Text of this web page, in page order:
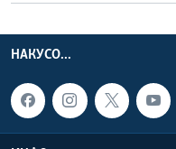
НАКУСО...